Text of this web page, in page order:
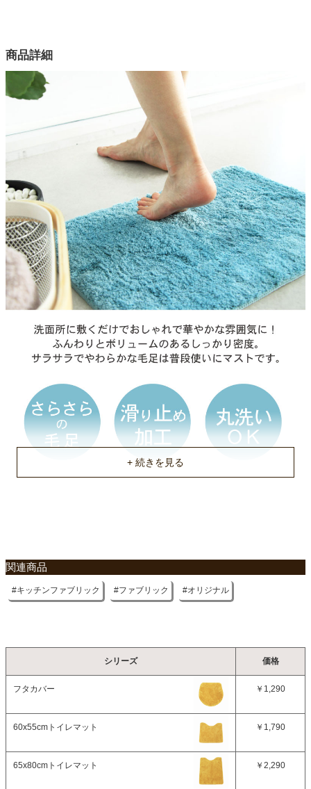
4色
組成
目付
ポリエステル1050g/m2
洗濯
洗濯機可（ネット使用）
キャンセルについて
※開封後の衛生用品はキャンセルできません。
原産国
中国
商品詳細
関連商品
キッチンファブリック ファブリック オリジナル
シリーズ 価格
フタカバー ￥1,290
60x55cmトイレマット ￥1,790
65x80cmトイレマット ￥2,290